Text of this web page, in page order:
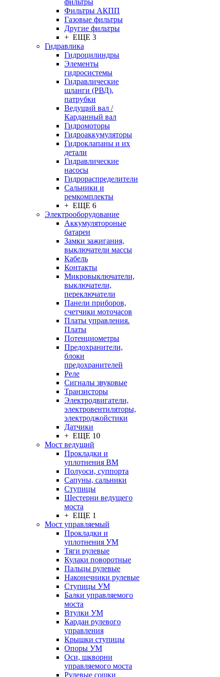
фильтры
Фильтры АКПП
Газовые фильтры
Другие фильтры
+ ЕЩЕ 3
Гидравлика
Гидроцилиндры
Элементы
гидросистемы
Гидравлические
шланги (РВД),
патрубки
Ведущий вал /
Карданный вал
Гидромоторы
Гидроаккумуляторы
Гидроклапаны и их
детали
Гидравлические
насосы
Гидрораспределители
Сальники и
ремкомплекты
+ ЕЩЕ 6
Электрооборудование
Аккумулятороные
батареи
Замки зажигания,
выключатели массы
Кабель
Контакты
Микровыключатели,
выключатели,
переключатели
Панели приборов,
счетчики моточасов
Платы управления.
Платы
Потенциометры
Предохранители,
блоки
предохранителей
Реле
Сигналы звуковые
Транзисторы
Электродвигатели,
электровентиляторы,
электроджойстики
Датчики
+ ЕЩЕ 10
Мост ведущий
Прокладки и
уплотнения ВМ
Полуоси, суппорта
Сапуны, сальники
Ступицы
Шестерни ведущего
моста
+ ЕЩЕ 1
Мост управляемый
Прокладки и
уплотнения УМ
Тяги рулевые
Кулаки поворотные
Пальцы рулевые
Наконечники рулевые
Ступицы УМ
Балки управляемого
моста
Втулки УМ
Кардан рулевого
управления
Крышки ступицы
Опоры УМ
Оси, шкворни
управляемого моста
Рулевые сошки